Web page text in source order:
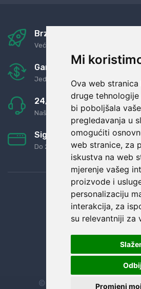
Mi
Ova web
druge
bi poboljšala
pregledavanja u
omogućiti
web stranice, za
iskustva na web
mjerenje vašeg
proizvode i
personalizaciju
interakcija, za
su relevantniji za
Promjeni
Brza i sigurna dostava
Već za nekoliko dana kod vas
Garancija u povrat novaca
Jednostavno pravilo: Roba za
24/7 odlična podrška
Naši agenti uvijek na raspolaganju
Sigurno obročno plaćanje
Do 24 rata bez kamata
© Sva prava zadržana.